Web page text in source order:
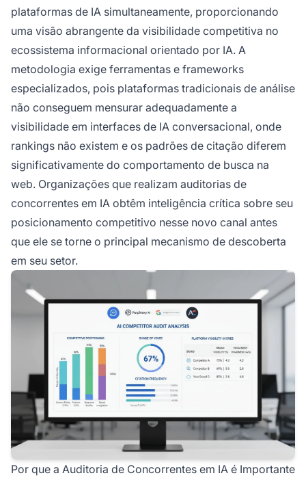
plataformas de IA simultaneamente, proporcionando
uma visão abrangente da visibilidade competitiva no
ecossistema informacional orientado por IA. A
metodologia exige ferramentas e frameworks
especializados, pois plataformas tradicionais de análise
não conseguem mensurar adequadamente a
visibilidade em interfaces de IA conversacional, onde
rankings não existem e os padrões de citação diferem
significativamente do comportamento de busca na
web. Organizações que realizam auditorias de
concorrentes em IA obtêm inteligência crítica sobre seu
posicionamento competitivo nesse novo canal antes
que ele se torne o principal mecanismo de descoberta
em seu setor.
Por que a Auditoria de Concorrentes em IA é Importante